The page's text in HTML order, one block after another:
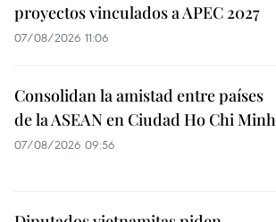
proyectos vinculados a APEC 2027
07/08/2026 11:06
Consolidan la amistad entre países
de la ASEAN en Ciudad Ho Chi Minh
07/08/2026 09:56